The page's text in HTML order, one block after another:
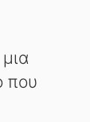
που